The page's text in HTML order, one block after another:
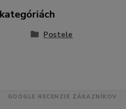
Postele
GOOGLE RECENZIE ZÁKAZNÍKOV